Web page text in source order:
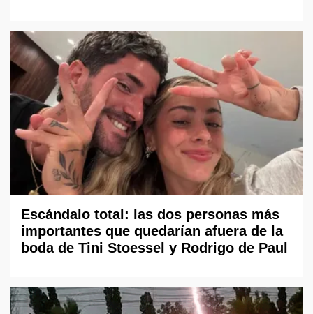
Escándalo total: las dos personas más
importantes que quedarían afuera de la
boda de Tini Stoessel y Rodrigo de Paul